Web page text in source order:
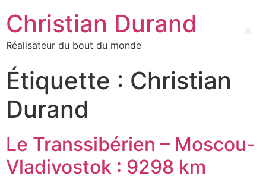
Christian Durand
Réalisateur du bout du monde
Étiquette : Christian
Durand
Le Transsibérien – Moscou-
Vladivostok : 9298 km